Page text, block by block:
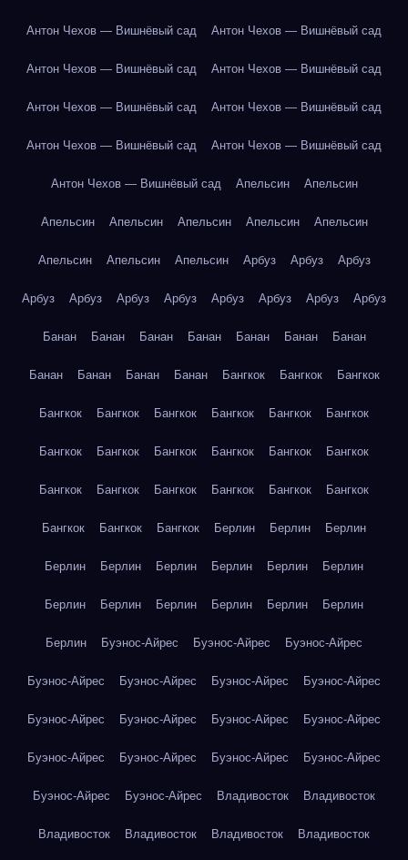
Антон Чехов — Вишнёвый сад Антон Чехов — Вишнёвый сад
Антон Чехов — Вишнёвый сад Антон Чехов — Вишнёвый сад
Антон Чехов — Вишнёвый сад Антон Чехов — Вишнёвый сад
Антон Чехов — Вишнёвый сад Антон Чехов — Вишнёвый сад
Антон Чехов — Вишнёвый сад Апельсин Апельсин
Апельсин Апельсин Апельсин Апельсин Апельсин
Апельсин Апельсин Апельсин Арбуз Арбуз Арбуз
Арбуз Арбуз Арбуз Арбуз Арбуз Арбуз Арбуз Арбуз
Банан Банан Банан Банан Банан Банан Банан
Банан Банан Банан Банан Бангкок Бангкок Бангкок
Бангкок Бангкок Бангкок Бангкок Бангкок Бангкок
Бангкок Бангкок Бангкок Бангкок Бангкок Бангкок
Бангкок Бангкок Бангкок Бангкок Бангкок Бангкок
Бангкок Бангкок Бангкок Берлин Берлин Берлин
Берлин Берлин Берлин Берлин Берлин Берлин
Берлин Берлин Берлин Берлин Берлин Берлин
Берлин Буэнос-Айрес Буэнос-Айрес Буэнос-Айрес
Буэнос-Айрес Буэнос-Айрес Буэнос-Айрес Буэнос-Айрес
Буэнос-Айрес Буэнос-Айрес Буэнос-Айрес Буэнос-Айрес
Буэнос-Айрес Буэнос-Айрес Буэнос-Айрес Буэнос-Айрес
Буэнос-Айрес Буэнос-Айрес Владивосток Владивосток
Владивосток Владивосток Владивосток Владивосток